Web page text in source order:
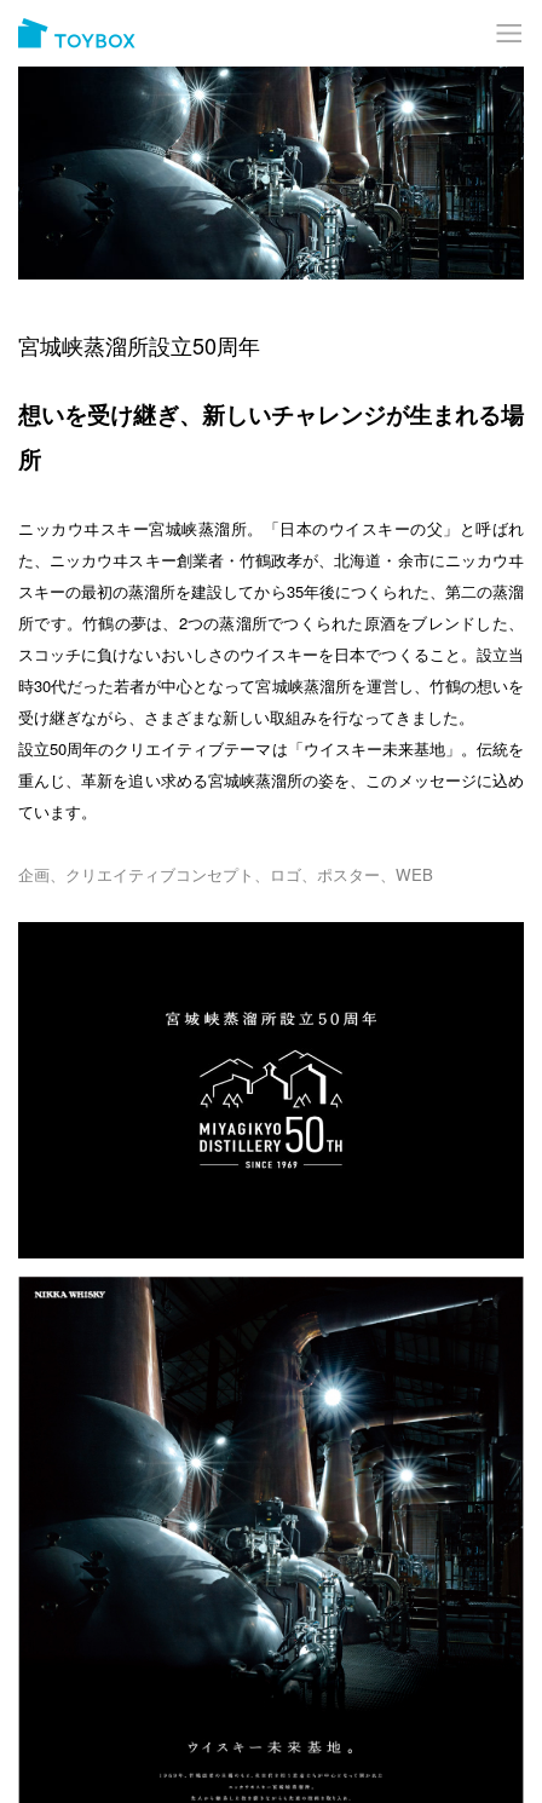
宮城峡蒸溜所設立50周年
想いを受け継ぎ、新しいチャレンジが生まれる場
所
ニッカウヰスキー宮城峡蒸溜所。「日本のウイスキーの父」と呼ばれ
た、ニッカウヰスキー創業者・竹鶴政孝が、北海道・余市にニッカウヰ
スキーの最初の蒸溜所を建設してから35年後につくられた、第二の蒸溜
所です。竹鶴の夢は、2つの蒸溜所でつくられた原酒をブレンドした、
スコッチに負けないおいしさのウイスキーを日本でつくること。設立当
時30代だった若者が中心となって宮城峡蒸溜所を運営し、竹鶴の想いを
受け継ぎながら、さまざまな新しい取組みを行なってきました。
設立50周年のクリエイティブテーマは「ウイスキー未来基地」。伝統を
重んじ、革新を追い求める宮城峡蒸溜所の姿を、このメッセージに込め
ています。
企画、クリエイティブコンセプト、ロゴ、ポスター、WEB